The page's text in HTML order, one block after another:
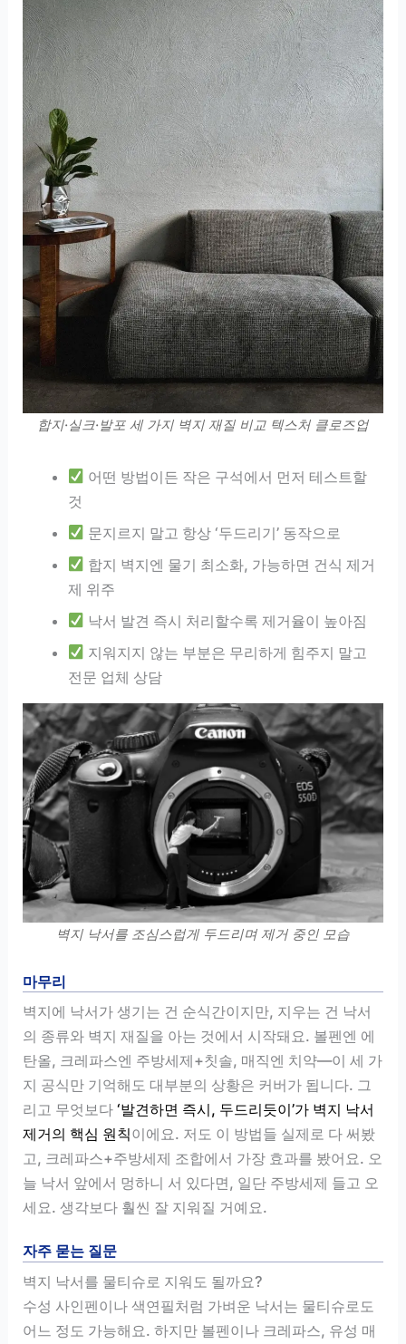
합지·실크·발포 세 가지 벽지 재질 비교 텍스처 클로즈업
어떤 방법이든 작은 구석에서 먼저 테스트할
것
문지르지 말고 항상 ‘두드리기’ 동작으로
합지 벽지엔 물기 최소화, 가능하면 건식 제거
제 위주
낙서 발견 즉시 처리할수록 제거율이 높아짐
지워지지 않는 부분은 무리하게 힘주지 말고
전문 업체 상담
벽지 낙서를 조심스럽게 두드리며 제거 중인 모습
마무리
벽지에 낙서가 생기는 건 순식간이지만, 지우는 건 낙서
의 종류와 벽지 재질을 아는 것에서 시작돼요. 볼펜엔 에
탄올, 크레파스엔 주방세제+칫솔, 매직엔 치약—이 세 가
지 공식만 기억해도 대부분의 상황은 커버가 됩니다. 그
리고 무엇보다‘발견하면 즉시, 두드리듯이’가 벽지 낙서
제거의 핵심 원칙이에요. 저도 이 방법들 실제로 다 써봤
고, 크레파스+주방세제 조합에서 가장 효과를 봤어요. 오
늘 낙서 앞에서 멍하니 서 있다면, 일단 주방세제 들고 오
세요. 생각보다 훨씬 잘 지워질 거예요.
자주 묻는 질문
벽지 낙서를 물티슈로 지워도 될까요?
수성 사인펜이나 색연필처럼 가벼운 낙서는 물티슈로도
어느 정도 가능해요. 하지만 볼펜이나 크레파스, 유성 매